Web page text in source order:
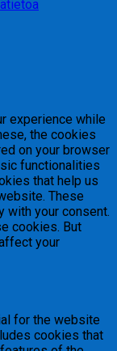
experience while
the cookies
on your browser
functionalities
that help us
These
with your consent.
cookies. But
your
for the website
cookies that